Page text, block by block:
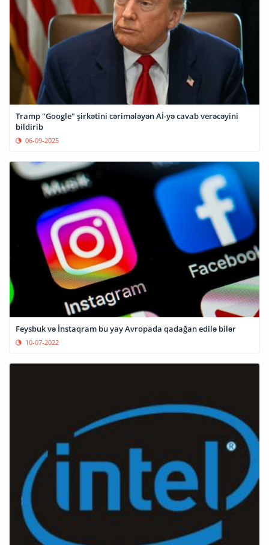
Tramp "Google" şirkətini cərimələyən Aİ-yə cavab verəcəyini
bildirib
06-09-2025
Feysbuk və İnstaqram bu yay Avropada qadağan edilə bilər
10-07-2022